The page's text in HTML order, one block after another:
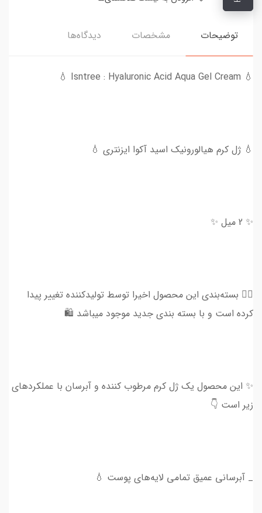
توضیحات مشخصات دیدگاه‌ها
💧 Isntree : Hyaluronic Acid Aqua Gel Cream 💧
💧 ژل کرم هیالورونیک اسید آکوا ایزنتری 💧
✨ 2 میل ✨
👈🏻 بسته‌بندی این محصول اخیرا توسط تولیدکننده تغییر پیدا
کرده است و با بسته بندی جدید موجود میباشد 🛍️
✨ این محصول یک ژل کرم مرطوب کننده و آبرسان با عملکردهای
زیر است 👇
_ آبرسانی عمیق تمامی لایه‌های پوست 💧